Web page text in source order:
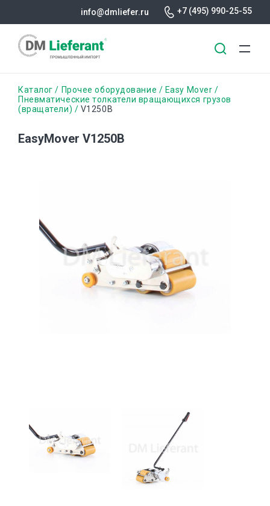
основному
info@dmliefer.ru +7 (495) 990-25-55
Строка
навигации
Каталог Прочее оборудование
Easy Mover
Пневматические толкатели вращающихся грузов
(вращатели)
V1250B
EasyMover V1250B